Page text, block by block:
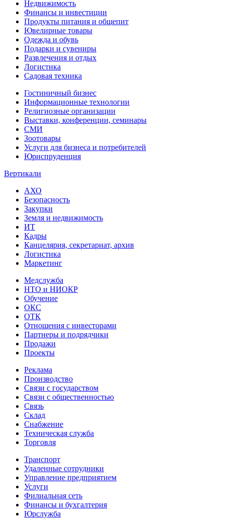
Недвижимость
Финансы и инвестиции
Продукты питания и общепит
Ювелирные товары
Одежда и обувь
Подарки и сувениры
Развлечения и отдых
Логистика
Садовая техника
Гостиничный бизнес
Информационные технологии
Религиозные организации
Выставки, конференции, семинары
СМИ
Зоотовары
Услуги для бизнеса и потребителей
Юриспруденция
Вертикали
АХО
Безопасность
Закупки
Земля и недвижимость
ИТ
Кадры
Канцелярия, секретариат, архив
Логистика
Маркетинг
Медслужба
НТО и НИОКР
Обучение
ОКС
ОТК
Отношения с инвесторами
Партнеры и подрядчики
Продажи
Проекты
Реклама
Производство
Связи с государством
Связи с общественностью
Связь
Склад
Снабжение
Техническая служба
Торговля
Транспорт
Удаленные сотрудники
Управление предприятием
Услуги
Филиальная сеть
Финансы и бухгалтерия
Юрслужба